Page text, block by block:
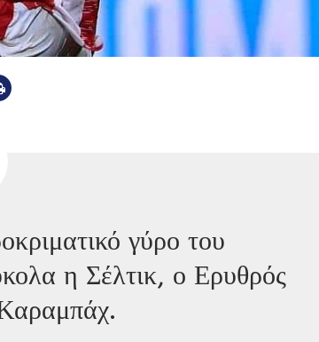
γύρο του
η Σέλτικ, ο Ερυθρός